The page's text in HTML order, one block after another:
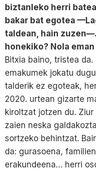
biztanleko herri
bakar bat egotea
taldean, hain
honekiko? Nola
Bitxia baino, tristea
emakumek jokatu
talderik ez egoteak,
2020. urtean gizarte
kiroltzat jotzen du.
zaien neska
sortzeko behintzat.
da: gurasoena,
erakundeena… herri